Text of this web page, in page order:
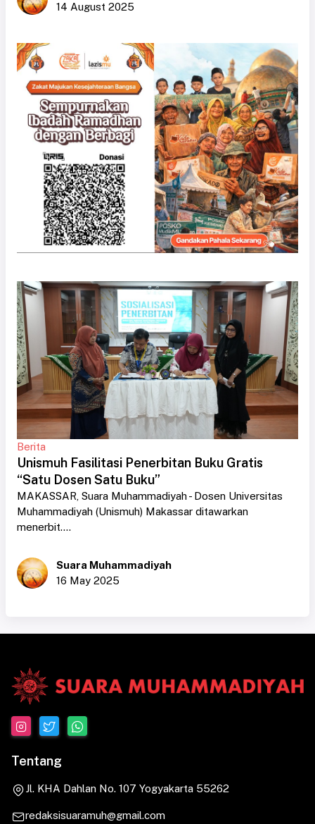
14 August 2025
Berita
Unismuh Fasilitasi Penerbitan Buku Gratis
“Satu Dosen Satu Buku”
MAKASSAR, Suara Muhammadiyah - Dosen Universitas
Muhammadiyah (Unismuh) Makassar ditawarkan
menerbit....
Suara Muhammadiyah
16 May 2025
Tentang
Jl. KHA Dahlan No. 107 Yogyakarta 55262
redaksisuaramuh@gmail.com